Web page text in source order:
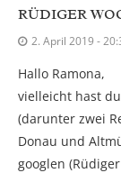
RÜDIGER
2. April 2019 -
Hallo Ramona,
vielleicht hast
(darunter zwei
Donau und
googlen